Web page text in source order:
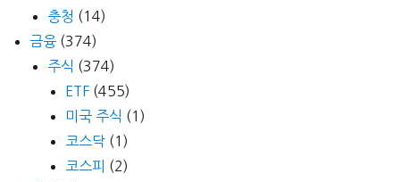
충청 (14)
금융 (374)
주식 (374)
ETF (455)
미국 주식 (1)
코스닥 (1)
코스피 (2)